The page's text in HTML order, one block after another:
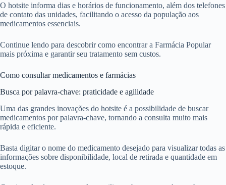
O hotsite informa dias e horários de funcionamento, além dos telefones
de contato das unidades, facilitando o acesso da população aos
medicamentos essenciais.
Continue lendo para descobrir como encontrar a Farmácia Popular
mais próxima e garantir seu tratamento sem custos.
Como consultar medicamentos e farmácias
Busca por palavra-chave: praticidade e agilidade
Uma das grandes inovações do hotsite é a possibilidade de buscar
medicamentos por palavra-chave, tornando a consulta muito mais
rápida e eficiente.
Basta digitar o nome do medicamento desejado para visualizar todas as
informações sobre disponibilidade, local de retirada e quantidade em
estoque.